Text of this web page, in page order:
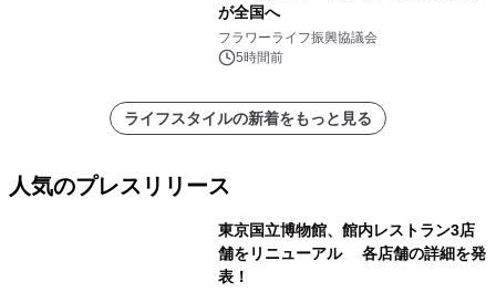
が全国へ
フラワーライフ振興協議会
5時間前
ライフスタイルの新着をもっと見る
人気のプレスリリース
東京国立博物館、館内レストラン3店
舗をリニューアル 各店舗の詳細を発
表！